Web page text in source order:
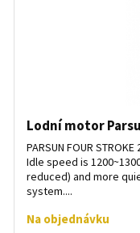
Lodní motor
PARSUN FOUR STROKE
Idle speed is
reduced) and more
system....
Na objednávku